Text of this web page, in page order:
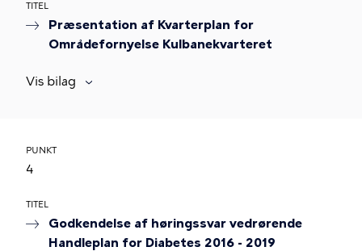
TITEL
Præsentation af Kvarterplan for
Områdefornyelse Kulbanekvarteret
Vis bilag
PUNKT
4
TITEL
Godkendelse af høringssvar vedrørende
Handleplan for Diabetes 2016 - 2019